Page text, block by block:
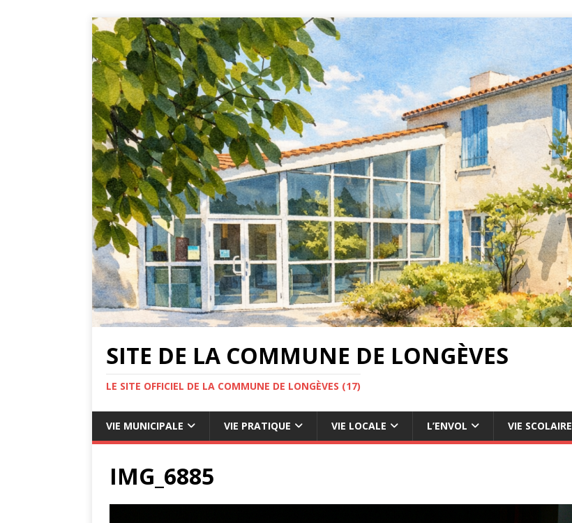
SITE DE LA COMMUNE DE LONGÈVES
LE SITE OFFICIEL DE LA COMMUNE DE LONGÈVES (17)
VIE MUNICIPALE VIE PRATIQUE VIE LOCALE L’ENVOL VIE SCOLAIRE
IMG_6885